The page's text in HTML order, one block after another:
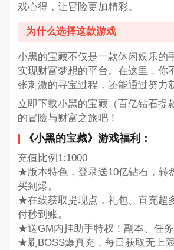
戏心得，让冒险更加精彩。
为什么选择这款游戏
小黑的宝藏不仅是一款休闲娱乐的
实现财富梦想的平台。在这里，你
张刺激的寻宝过程，还能通过努力
立即下载小黑的宝藏（百亿钻石提
的冒险与财富之旅吧！
《小黑的宝藏》游戏福利：
充值比例1:1000
★版本特色，登录送10亿钻石，转
买到爆。
★在线获取提现点，礼包、直充超
付秒到账。
★送GM内挂助手特权！副本、任务
★刷BOSS爆真充，每日获取无上限